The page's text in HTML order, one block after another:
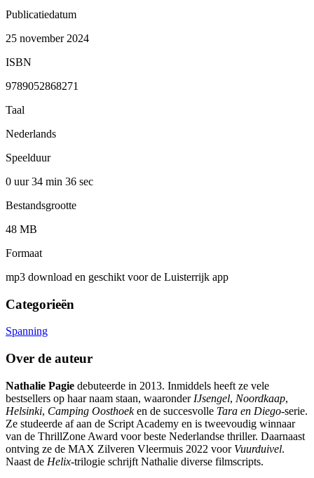
Publicatiedatum
25 november 2024
ISBN
9789052868271
Taal
Nederlands
Speelduur
0 uur 34 min 36 sec
Bestandsgrootte
48 MB
Formaat
mp3 download en geschikt voor de Luisterrijk app
Categorieën
Spanning
Over de auteur
Nathalie Pagie debuteerde in 2013. Inmiddels heeft ze vele
bestsellers op haar naam staan, waaronder IJsengel, Noordkaap,
Helsinki, Camping Oosthoeken de succesvolle Tara en Diego-serie.
Ze studeerde af aan de Script Academy en is tweevoudig winnaar
van de ThrillZone Award voor beste Nederlandse thriller. Daarnaast
ontving ze de MAX Zilveren Vleermuis 2022 voor Vuurduivel.
Naast de Helix-trilogie schrijft Nathalie diverse filmscripts.